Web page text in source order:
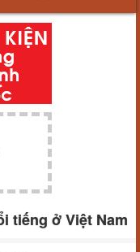
tiếng ở Việt Nam